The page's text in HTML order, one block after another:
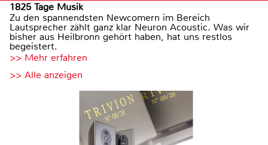
1825 Tage Musik
Zu den spannendsten Newcomern im Bereich
Lautsprecher zählt ganz klar Neuron Acoustic. Was wir
bisher aus Heilbronn gehört haben, hat uns restlos
begeistert.
>> Mehr erfahren
>> Alle anzeigen